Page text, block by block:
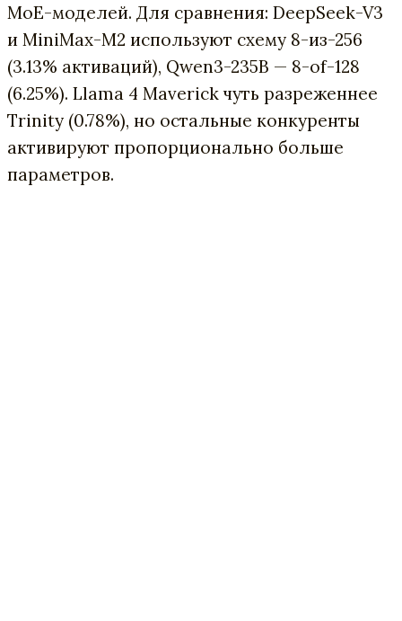
MoE-моделей. Для сравнения: DeepSeek-V3
и MiniMax-M2 используют схему 8-из-256
(3.13% активаций), Qwen3-235B — 8-of-128
(6.25%). Llama 4 Maverick чуть разреженнее
Trinity (0.78%), но остальные конкуренты
активируют пропорционально больше
параметров.